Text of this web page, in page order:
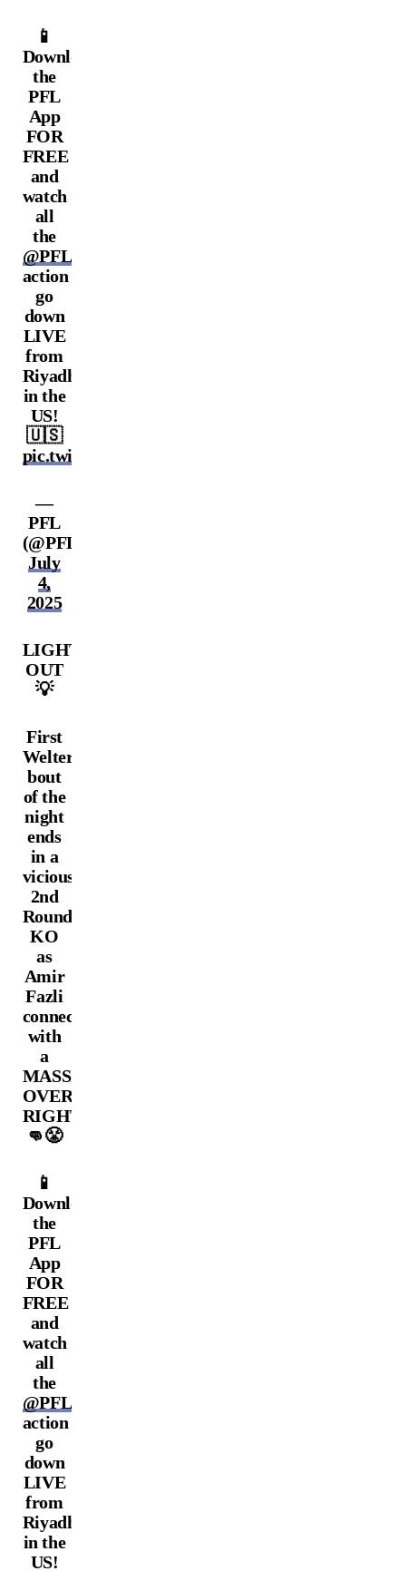
📱
Download
the
PFL
App
FOR
FREE
and
watch
all
the
@PFLMENA
action
go
down
LIVE
from
Riyadh
in the
US!
🇺🇸
pic.twitter.com/JQwdTYTjSQ
—
PFL
(@PFLMMA)
July
4,
2025
LIGHTS
OUT
💡
First
Welterweight
bout
of the
night
ends
in a
vicious
2nd
Round
KO
as
Amir
Fazli
connects
with
a
MASSIVE
OVERHAND
RIGHT
👊😤
📱
Download
the
PFL
App
FOR
FREE
and
watch
all
the
@PFLMENA
action
go
down
LIVE
from
Riyadh
in the
US!